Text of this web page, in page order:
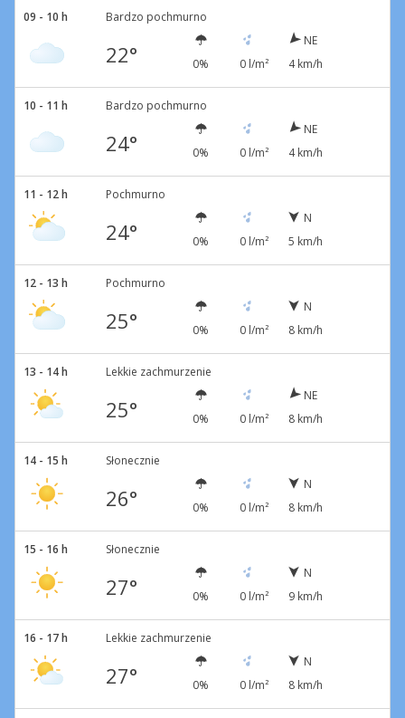
09 - 10 h Bardzo pochmurno
22° 0% 0 l/m²
NE
4 km/h
10 - 11 h Bardzo pochmurno
24° 0% 0 l/m²
NE
4 km/h
11 - 12 h Pochmurno
24° 0% 0 l/m²
N
5 km/h
12 - 13 h Pochmurno
25° 0% 0 l/m²
N
8 km/h
13 - 14 h Lekkie zachmurzenie
25° 0% 0 l/m²
NE
8 km/h
14 - 15 h Słonecznie
26° 0% 0 l/m²
N
8 km/h
15 - 16 h Słonecznie
27° 0% 0 l/m²
N
9 km/h
16 - 17 h Lekkie zachmurzenie
27° 0% 0 l/m²
N
8 km/h